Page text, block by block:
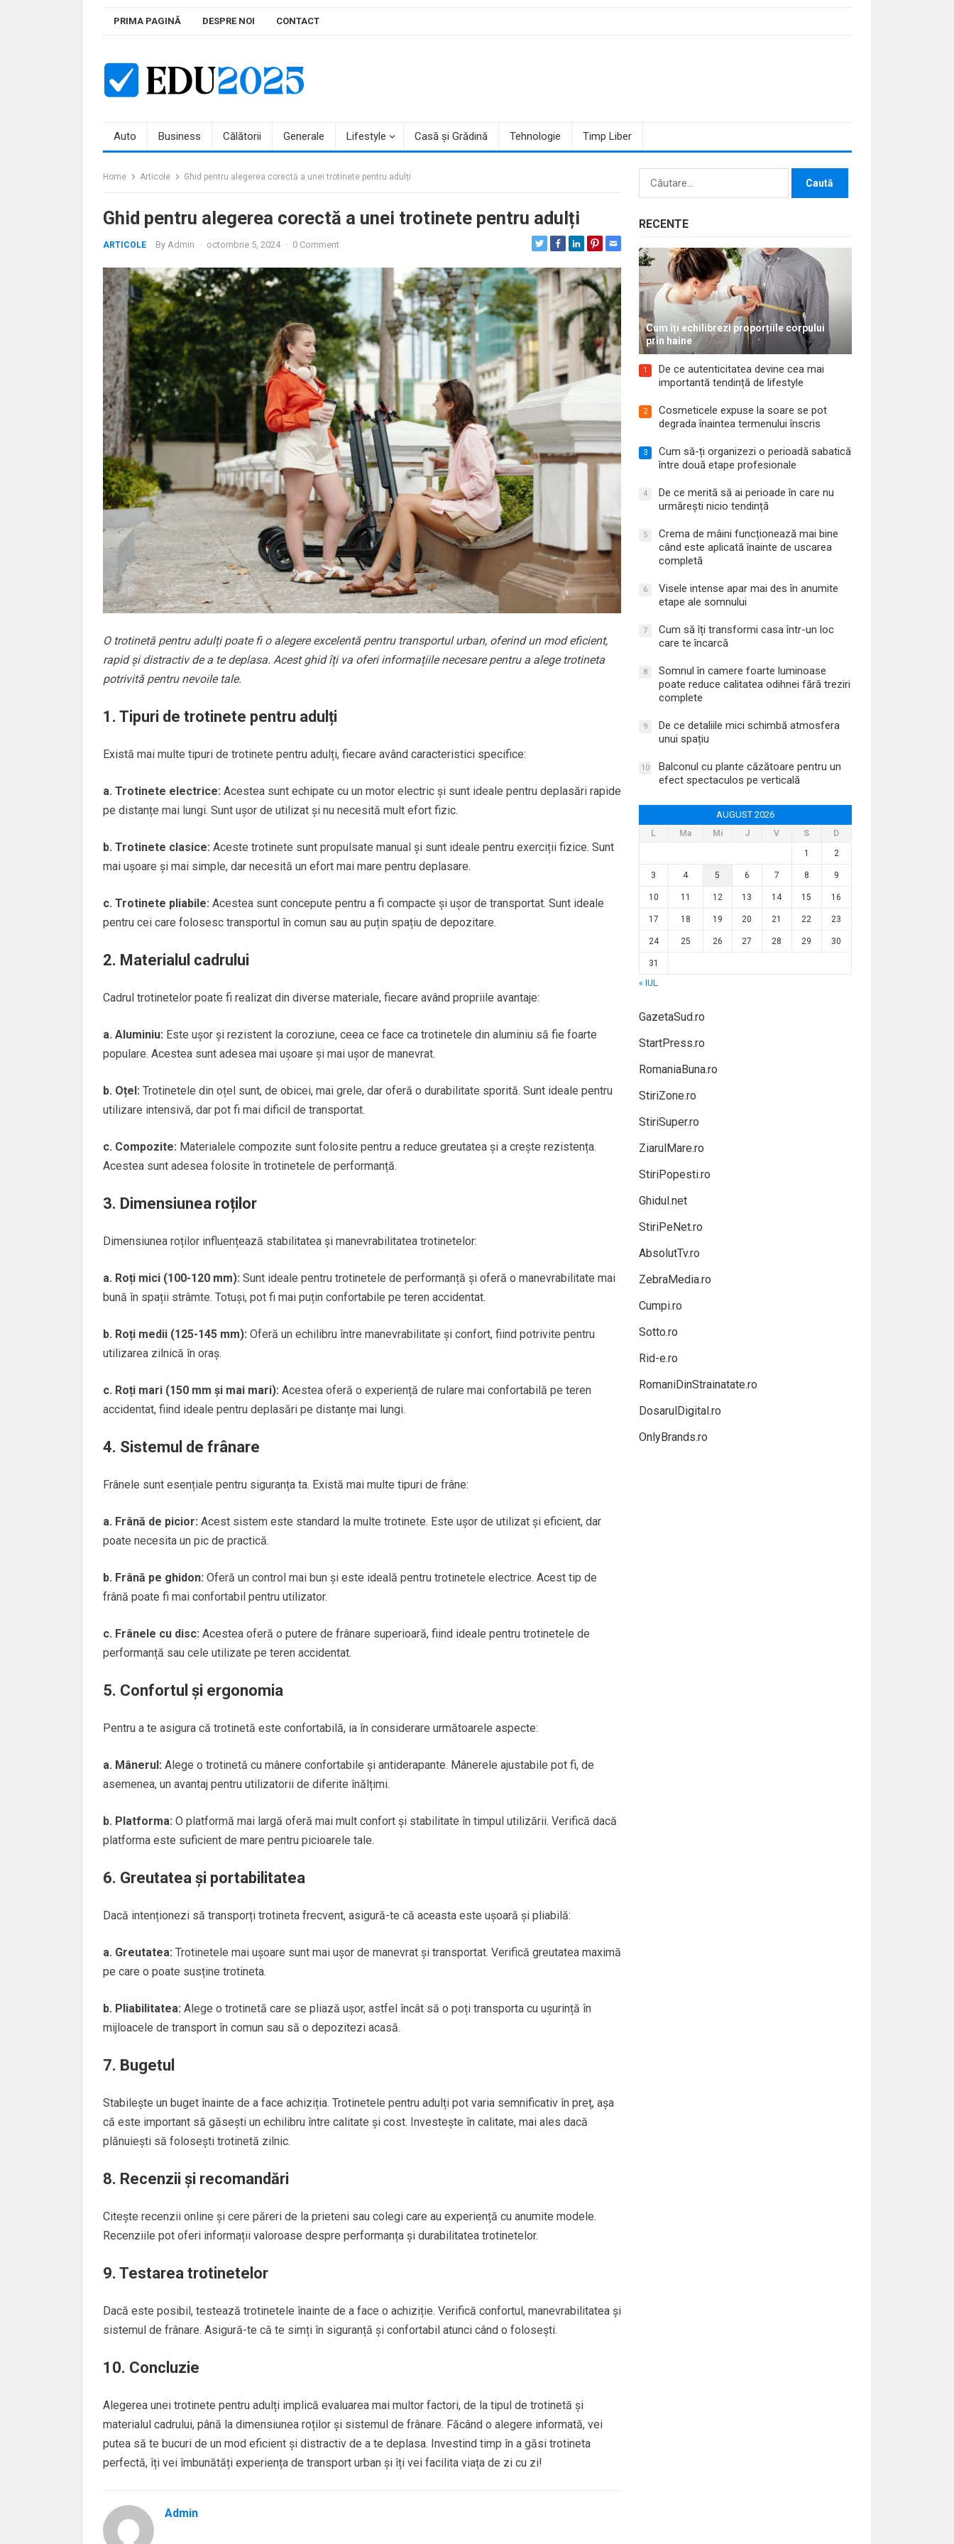
PRIMA PAGINĂ DESPRE NOI CONTACT
Auto Business Călătorii Generale Lifestyle Casă și Grădină Tehnologie Timp Liber
Home Articole Ghid pentru alegerea corectă a unei trotinete pentru adulți
Ghid pentru alegerea corectă a unei trotinete pentru adulți
ARTICOLE By Admin · octombrie 5, 2024 · 0 Comment
O trotinetă pentru adulți poate fi o alegere excelentă pentru transportul urban, oferind un mod eficient,
rapid și distractiv de a te deplasa. Acest ghid îți va oferi informațiile necesare pentru a alege trotineta
potrivită pentru nevoile tale.
1. Tipuri de trotinete pentru adulți
Există mai multe tipuri de trotinete pentru adulți, fiecare având caracteristici specifice:
a. Trotinete electrice: Acestea sunt echipate cu un motor electric și sunt ideale pentru deplasări rapide
pe distanțe mai lungi. Sunt ușor de utilizat și nu necesită mult efort fizic.
b. Trotinete clasice: Aceste trotinete sunt propulsate manual și sunt ideale pentru exerciții fizice. Sunt
mai ușoare și mai simple, dar necesită un efort mai mare pentru deplasare.
c. Trotinete pliabile: Acestea sunt concepute pentru a fi compacte și ușor de transportat. Sunt ideale
pentru cei care folosesc transportul în comun sau au puțin spațiu de depozitare.
2. Materialul cadrului
Cadrul trotinetelor poate fi realizat din diverse materiale, fiecare având propriile avantaje:
a. Aluminiu: Este ușor și rezistent la coroziune, ceea ce face ca trotinetele din aluminiu să fie foarte
populare. Acestea sunt adesea mai ușoare și mai ușor de manevrat.
b. Oțel: Trotinetele din oțel sunt, de obicei, mai grele, dar oferă o durabilitate sporită. Sunt ideale pentru
utilizare intensivă, dar pot fi mai dificil de transportat.
c. Compozite: Materialele compozite sunt folosite pentru a reduce greutatea și a crește rezistența.
Acestea sunt adesea folosite în trotinetele de performanță.
3. Dimensiunea roților
Dimensiunea roților influențează stabilitatea și manevrabilitatea trotinetelor:
a. Roți mici (100-120 mm): Sunt ideale pentru trotinetele de performanță și oferă o manevrabilitate mai
bună în spații strâmte. Totuși, pot fi mai puțin confortabile pe teren accidentat.
b. Roți medii (125-145 mm): Oferă un echilibru între manevrabilitate și confort, fiind potrivite pentru
utilizarea zilnică în oraș.
c. Roți mari (150 mm și mai mari): Acestea oferă o experiență de rulare mai confortabilă pe teren
accidentat, fiind ideale pentru deplasări pe distanțe mai lungi.
4. Sistemul de frânare
Frânele sunt esențiale pentru siguranța ta. Există mai multe tipuri de frâne:
a. Frână de picior: Acest sistem este standard la multe trotinete. Este ușor de utilizat și eficient, dar
poate necesita un pic de practică.
b. Frână pe ghidon: Oferă un control mai bun și este ideală pentru trotinetele electrice. Acest tip de
frână poate fi mai confortabil pentru utilizator.
c. Frânele cu disc: Acestea oferă o putere de frânare superioară, fiind ideale pentru trotinetele de
performanță sau cele utilizate pe teren accidentat.
5. Confortul și ergonomia
Pentru a te asigura că trotinetă este confortabilă, ia în considerare următoarele aspecte:
a. Mânerul: Alege o trotinetă cu mânere confortabile și antiderapante. Mânerele ajustabile pot fi, de
asemenea, un avantaj pentru utilizatorii de diferite înălțimi.
b. Platforma: O platformă mai largă oferă mai mult confort și stabilitate în timpul utilizării. Verifică dacă
platforma este suficient de mare pentru picioarele tale.
6. Greutatea și portabilitatea
Dacă intenționezi să transporți trotineta frecvent, asigură-te că aceasta este ușoară și pliabilă:
a. Greutatea: Trotinetele mai ușoare sunt mai ușor de manevrat și transportat. Verifică greutatea maximă
pe care o poate susține trotineta.
b. Pliabilitatea: Alege o trotinetă care se pliază ușor, astfel încât să o poți transporta cu ușurință în
mijloacele de transport în comun sau să o depozitezi acasă.
7. Bugetul
Stabilește un buget înainte de a face achiziția. Trotinetele pentru adulți pot varia semnificativ în preț, așa
că este important să găsești un echilibru între calitate și cost. Investește în calitate, mai ales dacă
plănuiești să folosești trotinetă zilnic.
8. Recenzii și recomandări
Citește recenzii online și cere păreri de la prieteni sau colegi care au experiență cu anumite modele.
Recenziile pot oferi informații valoroase despre performanța și durabilitatea trotinetelor.
9. Testarea trotinetelor
Dacă este posibil, testează trotinetele înainte de a face o achiziție. Verifică confortul, manevrabilitatea și
sistemul de frânare. Asigură-te că te simți în siguranță și confortabil atunci când o folosești.
10. Concluzie
Alegerea unei trotinete pentru adulți implică evaluarea mai multor factori, de la tipul de trotinetă și
materialul cadrului, până la dimensiunea roților și sistemul de frânare. Făcând o alegere informată, vei
putea să te bucuri de un mod eficient și distractiv de a te deplasa. Investind timp în a găsi trotineta
perfectă, îți vei îmbunătăți experiența de transport urban și îți vei facilita viața de zi cu zi!
Admin
Caută
RECENTE
Cum îți echilibrezi proporțiile corpului
prin haine
1
De ce autenticitatea devine cea mai
importantă tendință de lifestyle
2
Cosmeticele expuse la soare se pot
degrada înaintea termenului înscris
3
Cum să-ți organizezi o perioadă sabatică
între două etape profesionale
4
De ce merită să ai perioade în care nu
urmărești nicio tendință
5
Crema de mâini funcționează mai bine
când este aplicată înainte de uscarea
completă
6
Visele intense apar mai des în anumite
etape ale somnului
7
Cum să îți transformi casa într-un loc
care te încarcă
8
Somnul în camere foarte luminoase
poate reduce calitatea odihnei fără treziri
complete
9
De ce detaliile mici schimbă atmosfera
unui spațiu
10
Balconul cu plante căzătoare pentru un
efect spectaculos pe verticală
AUGUST 2026
L Ma Mi J V S
D
1
2
3 4 5 6 7 8 9
10 11 12 13 14 15 16
17 18 19 20 21 22 23
24 25 26 27 28 29 30
31
« IUL.
GazetaSud.ro
StartPress.ro
RomaniaBuna.ro
StiriZone.ro
StiriSuper.ro
ZiarulMare.ro
StiriPopesti.ro
Ghidul.net
StiriPeNet.ro
AbsolutTv.ro
ZebraMedia.ro
Cumpi.ro
Sotto.ro
Rid-e.ro
RomaniDinStrainatate.ro
DosarulDigital.ro
OnlyBrands.ro